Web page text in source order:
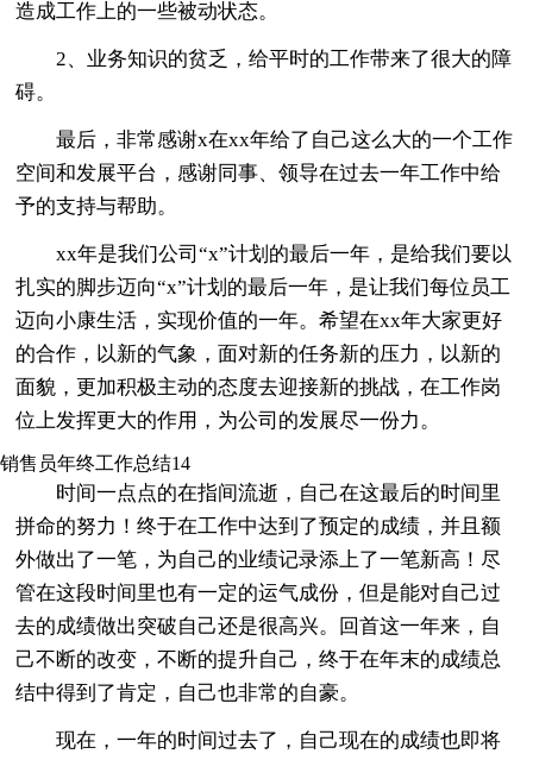
造成工作上的一些被动状态。
2、业务知识的贫乏，给平时的工作带来了很大的障
碍。
最后，非常感谢x在xx年给了自己这么大的一个工作
空间和发展平台，感谢同事、领导在过去一年工作中给
予的支持与帮助。
xx年是我们公司“x”计划的最后一年，是给我们要以
扎实的脚步迈向“x”计划的最后一年，是让我们每位员工
迈向小康生活，实现价值的一年。希望在xx年大家更好
的合作，以新的气象，面对新的任务新的压力，以新的
面貌，更加积极主动的态度去迎接新的挑战，在工作岗
位上发挥更大的作用，为公司的发展尽一份力。
销售员年终工作总结14
时间一点点的在指间流逝，自己在这最后的时间里
拼命的努力！终于在工作中达到了预定的成绩，并且额
外做出了一笔，为自己的业绩记录添上了一笔新高！尽
管在这段时间里也有一定的运气成份，但是能对自己过
去的成绩做出突破自己还是很高兴。回首这一年来，自
己不断的改变，不断的提升自己，终于在年末的成绩总
结中得到了肯定，自己也非常的自豪。
现在，一年的时间过去了，自己现在的成绩也即将